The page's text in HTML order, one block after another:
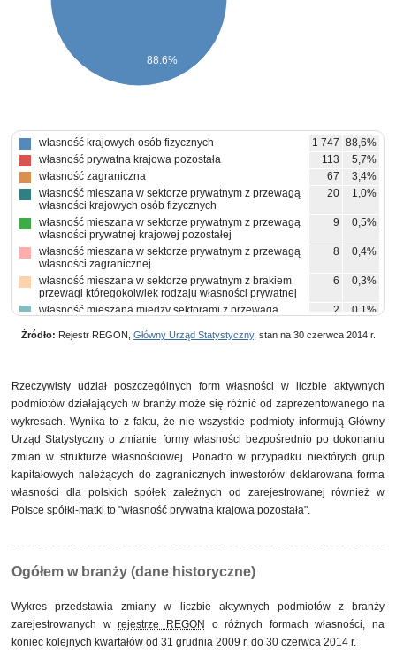
88.6%
własność krajowych osób fizycznych 1 747 88,6%
własność prywatna krajowa pozostała
113
5,7%
własność zagraniczna
67
3,4%
własność mieszana w sektorze prywatnym z przewagą
własności krajowych osób fizycznych
20 1,0%
własność mieszana w sektorze prywatnym z przewagą
własności prywatnej krajowej pozostałej
9 0,5%
własność mieszana w sektorze prywatnym z przewagą
własności zagranicznej
8 0,4%
własność mieszana w sektorze prywatnym z brakiem
przewagi któregokolwiek rodzaju własności prywatnej
6 0,3%
własność mieszana między sektorami z przewagą
własności krajowych osób fizycznych
2 0,1%
Źródło: Rejestr REGON, Główny Urząd Statystyczny, stan na 30 czerwca 2014 r.
Rzeczywisty udział poszczególnych form własności w liczbie aktywnych
podmiotów działających w branży może się różnić od zaprezentowanego na
wykresach. Wynika to z faktu, że nie wszystkie podmioty informują Główny
Urząd Statystyczny o zmianie formy własności bezpośrednio po dokonaniu
zmian w strukturze własnościowej. Ponadto w przypadku niektórych grup
kapitałowych należących do zagranicznych inwestorów deklarowana forma
własności dla polskich spółek zależnych od zarejestrowanej również w
Polsce spółki-matki to "własność prywatna krajowa pozostała".
Ogółem w branży (dane historyczne)
Wykres przedstawia zmiany w liczbie aktywnych podmiotów z branży
zarejestrowanych wrejestrze REGON
o różnych formach własności, na
koniec kolejnych kwartałów od 31 grudnia 2009 r. do 30 czerwca 2014 r.